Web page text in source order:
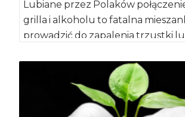
Lubiane przez Polaków
grilla i alkoholu to fatalna
prowadzić do zapalenia trzustki